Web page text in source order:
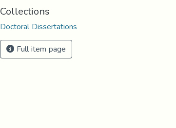
Collections
Doctoral Dissertations
Full item page